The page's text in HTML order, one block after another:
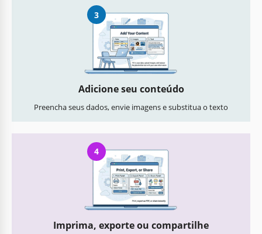
3
Adicione seu conteúdo
Preencha seus dados, envie imagens e substitua o texto
4
Imprima, exporte ou compartilhe